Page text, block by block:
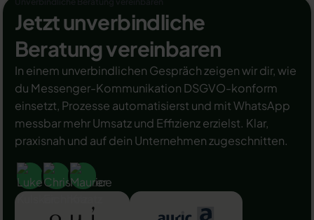
Jetzt unverbindliche
Beratung vereinbaren
In einem unverbindlichen Gespräch zeigen wir dir, wie
du Messenger-Kommunikation DSGVO-konform
einsetzt, Prozesse automatisierst und mit WhatsApp
messbar mehr Umsatz und Effizienz erzielst. Klar,
praxisnah und auf dein Unternehmen zugeschnitten.